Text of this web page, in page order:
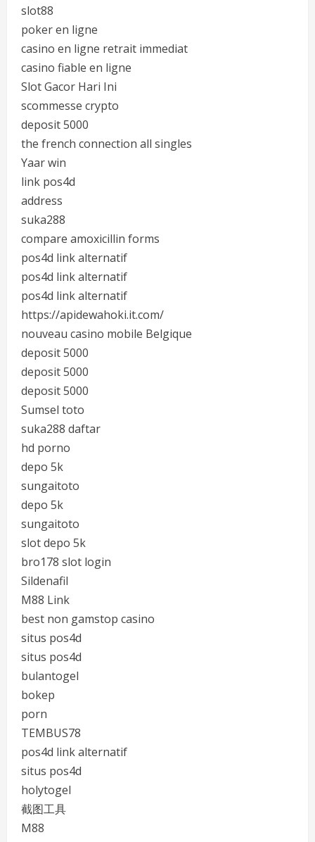
slot88
poker en ligne
casino en ligne retrait immediat
casino fiable en ligne
Slot Gacor Hari Ini
scommesse crypto
deposit 5000
the french connection all singles
Yaar win
link pos4d
address
suka288
compare amoxicillin forms
pos4d link alternatif
pos4d link alternatif
pos4d link alternatif
https://apidewahoki.it.com/
nouveau casino mobile Belgique
deposit 5000
deposit 5000
deposit 5000
Sumsel toto
suka288 daftar
hd porno
depo 5k
sungaitoto
depo 5k
sungaitoto
slot depo 5k
bro178 slot login
Sildenafil
M88 Link
best non gamstop casino
situs pos4d
situs pos4d
bulantogel
bokep
porn
TEMBUS78
pos4d link alternatif
situs pos4d
holytogel
截图工具
M88